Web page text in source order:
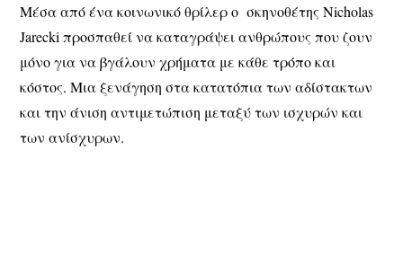
Μέσα από ένα κοινωνικό θρίλερ ο σκηνοθέτης Nicholas
Jarecki προσπαθεί να καταγράψει ανθρώπους που ζουν
μόνο για να βγάλουν χρήματα με κάθε τρόπο και
κόστος. Μια ξενάγηση στα κατατόπια των αδίστακτων
και την άνιση αντιμετώπιση μεταξύ των ισχυρών και
των ανίσχυρων.